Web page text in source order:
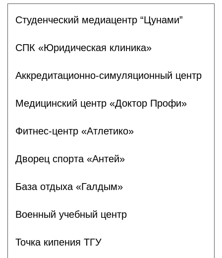
Студенческий медиацентр “Цунами”
СПК «Юридическая клиника»
Аккредитационно-симуляционный центр
Медицинский центр «Доктор Профи»
Фитнес-центр «Атлетико»
Дворец спорта «Антей»
База отдыха «Галдым»
Военный учебный центр
Точка кипения ТГУ